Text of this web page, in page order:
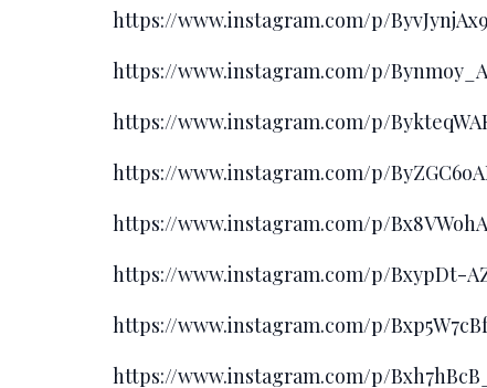
https://www.instagram.com/p/
https://www.instagram.com/p/
https://www.instagram.com/p/
https://www.instagram.com/p/
https://www.instagram.com/p/
https://www.instagram.com/p/BxypDt-
https://www.instagram.com/p/
https://www.instagram.com/p/